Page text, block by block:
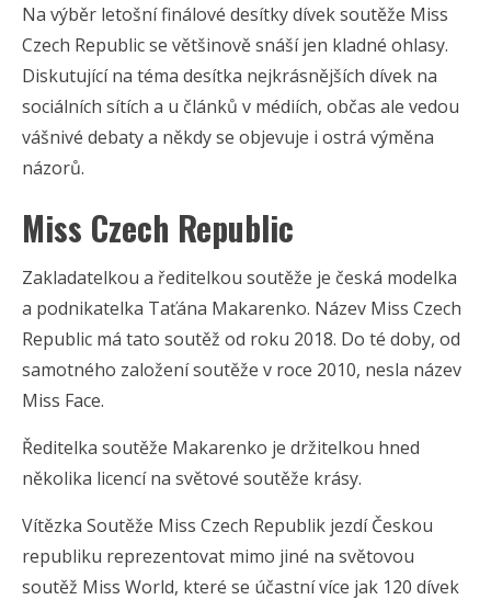
Na výběr letošní finálové desítky dívek soutěže Miss
Czech Republic se většinově snáší jen kladné ohlasy.
Diskutující na téma desítka nejkrásnějších dívek na
sociálních sítích a u článků v médiích, občas ale vedou
vášnivé debaty a někdy se objevuje i ostrá výměna
názorů.
Miss Czech Republic
Zakladatelkou a ředitelkou soutěže je česká modelka
a podnikatelka Taťána Makarenko. Název Miss Czech
Republic má tato soutěž od roku 2018. Do té doby, od
samotného založení soutěže v roce 2010, nesla název
Miss Face.
Ředitelka soutěže Makarenko je držitelkou hned
několika licencí na světové soutěže krásy.
Vítězka Soutěže Miss Czech Republik jezdí Českou
republiku reprezentovat mimo jiné na světovou
soutěž Miss World, které se účastní více jak 120 dívek